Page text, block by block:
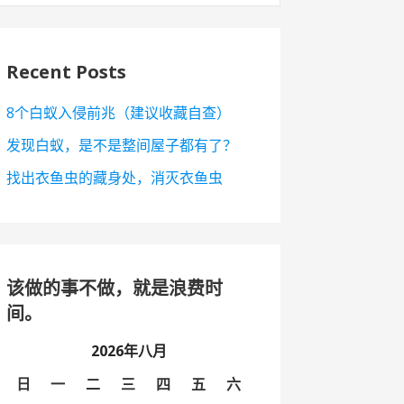
Recent Posts
8个白蚁入侵前兆（建议收藏自查）
发现白蚁，是不是整间屋子都有了？
找出衣鱼虫的藏身处，消灭衣鱼虫
该做的事不做，就是浪费时
间。
2026年八月
日
一 二 三 四 五
六